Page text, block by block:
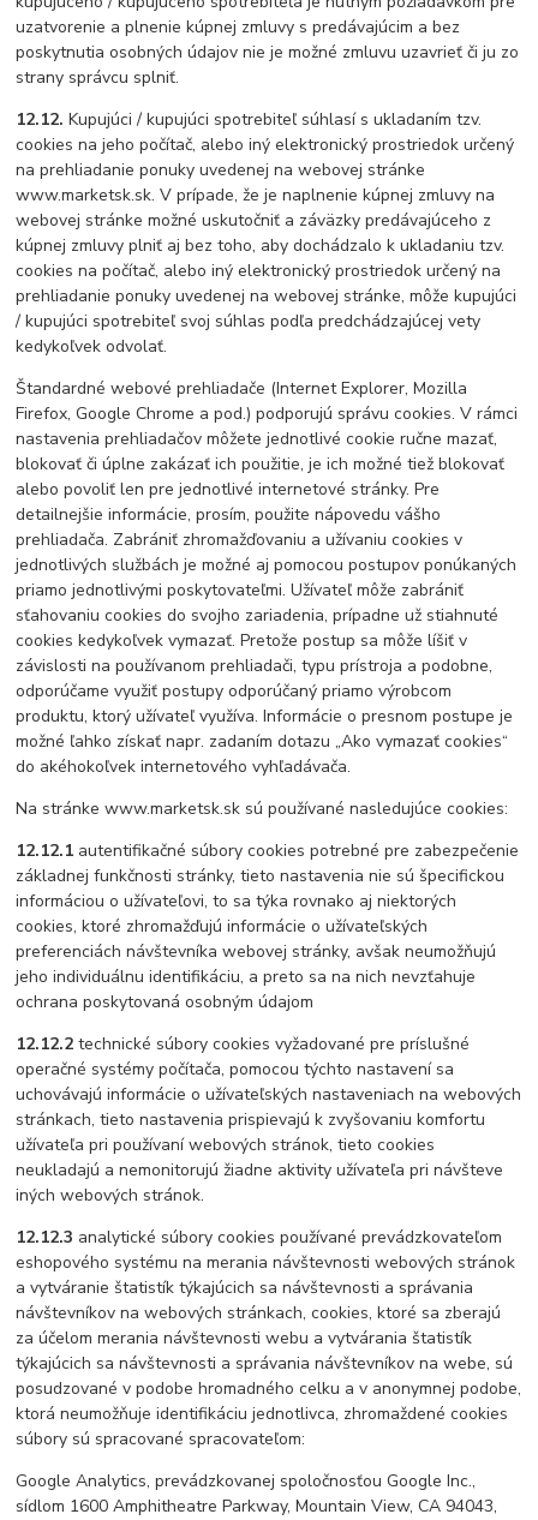
uzatvorenie a plnenie kúpnej zmluvy s predávajúcim a bez
poskytnutia osobných údajov nie je možné zmluvu uzavrieť či ju zo
strany správcu splniť.
12.12. Kupujúci / kupujúci spotrebiteľ súhlasí s ukladaním tzv.
cookies na jeho počítač, alebo iný elektronický prostriedok určený
na prehliadanie ponuky uvedenej na webovej stránke
www.marketsk.sk. V prípade, že je naplnenie kúpnej zmluvy na
webovej stránke možné uskutočniť a záväzky predávajúceho z
kúpnej zmluvy plniť aj bez toho, aby dochádzalo k ukladaniu tzv.
cookies na počítač, alebo iný elektronický prostriedok určený na
prehliadanie ponuky uvedenej na webovej stránke, môže kupujúci
/ kupujúci spotrebiteľ svoj súhlas podľa predchádzajúcej vety
kedykoľvek odvolať.
Štandardné webové prehliadače (Internet Explorer, Mozilla
Firefox, Google Chrome a pod.) podporujú správu cookies. V rámci
nastavenia prehliadačov môžete jednotlivé cookie ručne mazať,
blokovať či úplne zakázať ich použitie, je ich možné tiež blokovať
alebo povoliť len pre jednotlivé internetové stránky. Pre
detailnejšie informácie, prosím, použite nápovedu vášho
prehliadača. Zabrániť zhromažďovaniu a užívaniu cookies v
jednotlivých službách je možné aj pomocou postupov ponúkaných
priamo jednotlivými poskytovateľmi. Užívateľ môže zabrániť
sťahovaniu cookies do svojho zariadenia, prípadne už stiahnuté
cookies kedykoľvek vymazať. Pretože postup sa môže líšiť v
závislosti na používanom prehliadači, typu prístroja a podobne,
odporúčame využiť postupy odporúčaný priamo výrobcom
produktu, ktorý užívateľ využíva. Informácie o presnom postupe je
možné ľahko získať napr. zadaním dotazu „Ako vymazať cookies“
do akéhokoľvek internetového vyhľadávača.
Na stránke www.marketsk.sk sú používané nasledujúce cookies:
12.12.1 autentifikačné súbory cookies potrebné pre zabezpečenie
základnej funkčnosti stránky, tieto nastavenia nie sú špecifickou
informáciou o užívateľovi, to sa týka rovnako aj niektorých
cookies, ktoré zhromažďujú informácie o užívateľských
preferenciách návštevníka webovej stránky, avšak neumožňujú
jeho individuálnu identifikáciu, a preto sa na nich nevzťahuje
ochrana poskytovaná osobným údajom
12.12.2 technické súbory cookies vyžadované pre príslušné
operačné systémy počítača, pomocou týchto nastavení sa
uchovávajú informácie o užívateľských nastaveniach na webových
stránkach, tieto nastavenia prispievajú k zvyšovaniu komfortu
užívateľa pri používaní webových stránok, tieto cookies
neukladajú a nemonitorujú žiadne aktivity užívateľa pri návšteve
iných webových stránok.
12.12.3 analytické súbory cookies používané prevádzkovateľom
eshopového systému na merania návštevnosti webových stránok
a vytváranie štatistík týkajúcich sa návštevnosti a správania
návštevníkov na webových stránkach, cookies, ktoré sa zberajú
za účelom merania návštevnosti webu a vytvárania štatistík
týkajúcich sa návštevnosti a správania návštevníkov na webe, sú
posudzované v podobe hromadného celku a v anonymnej podobe,
ktorá neumožňuje identifikáciu jednotlivca, zhromaždené cookies
súbory sú spracované spracovateľom:
Google Analytics, prevádzkovanej spoločnosťou Google Inc.,
sídlom 1600 Amphitheatre Parkway, Mountain View, CA 94043,